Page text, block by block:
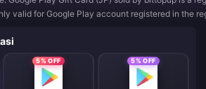
valid for Google Play account registered in the
5% OFF 5% OFF